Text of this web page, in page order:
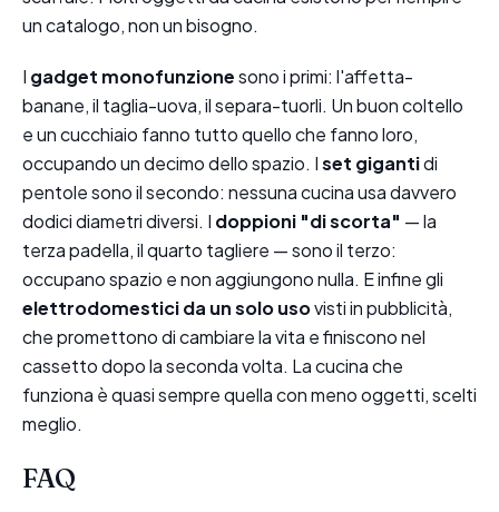
un catalogo, non un bisogno.
I gadget monofunzionesono i primi: l'affetta-
banane, il taglia-uova, il separa-tuorli. Un buon coltello
e un cucchiaio fanno tutto quello che fanno loro,
occupando un decimo dello spazio. Iset gigantidi
pentole sono il secondo: nessuna cucina usa davvero
dodici diametri diversi. I doppioni "di scorta" — la
terza padella, il quarto tagliere — sono il terzo:
occupano spazio e non aggiungono nulla. E infine gli
elettrodomestici da un solo usovisti in pubblicità,
che promettono di cambiare la vita e finiscono nel
cassetto dopo la seconda volta. La cucina che
funziona è quasi sempre quella con meno oggetti, scelti
meglio.
FAQ